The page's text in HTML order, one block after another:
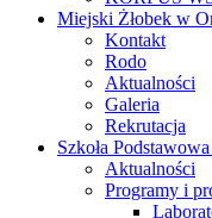
Miejski Żłobek w
Kontakt
Rodo
Aktualności
Galeria
Rekrutacja
Szkoła
Aktualności
Programy i